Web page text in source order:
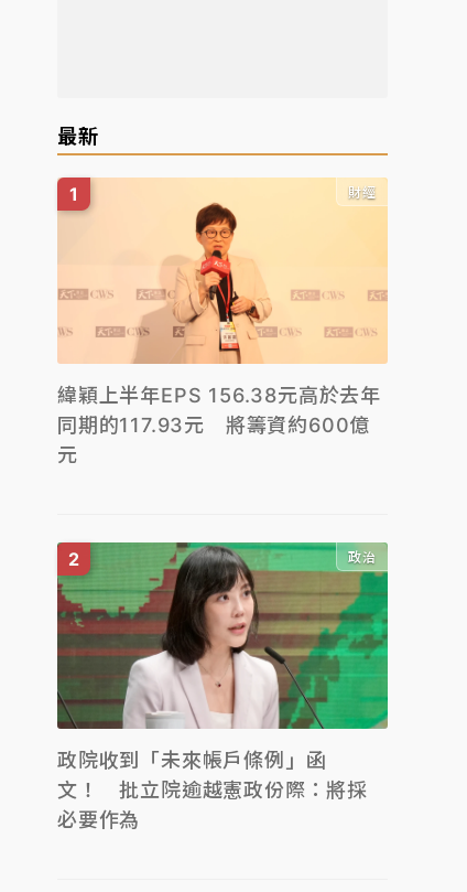
最新
財經
緯穎上半年EPS 156.38元高於去年
同期的117.93元 將籌資約600億
元
政治
政院收到「未來帳戶條例」函
文！ 批立院逾越憲政份際：將採
必要作為